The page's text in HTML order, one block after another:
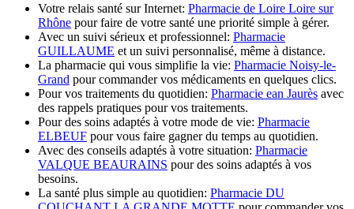
Votre relais santé sur Internet: Pharmacie de Loire Loire sur
Rhône pour faire de votre santé une priorité simple à gérer.
Avec un suivi sérieux et professionnel: Pharmacie
GUILLAUME et un suivi personnalisé, même à distance.
La pharmacie qui vous simplifie la vie: Pharmacie Noisy-le-
Grand pour commander vos médicaments en quelques clics.
Pour vos traitements du quotidien: Pharmacie ean Jaurès avec
des rappels pratiques pour vos traitements.
Pour des soins adaptés à votre mode de vie: Pharmacie
ELBEUF pour vous faire gagner du temps au quotidien.
Avec des conseils adaptés à votre situation: Pharmacie
VALQUE BEAURAINS pour des soins adaptés à vos
besoins.
La santé plus simple au quotidien: Pharmacie DU